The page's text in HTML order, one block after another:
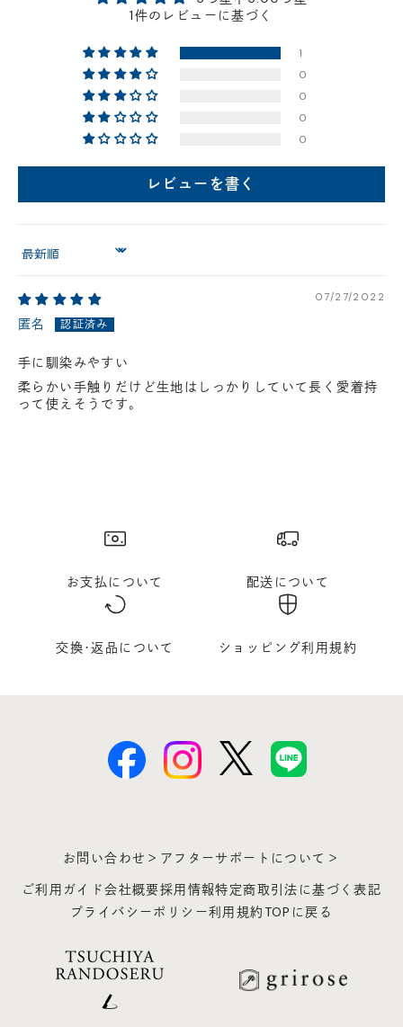
- 在庫 -△
- 在庫 -△
- 在庫 -△
福岡店- 在庫 -△
新製品については販売開始日より取扱いとなります。
※在庫ありの表示の際にも売り切れや他のお客様の取り置きの場合がご
ざいます。
※新製品については、在庫表示が発売開始日までに変動する場合がござ
います。
最新の在庫状況については、ご利用店舗に直接お問い
1件のレビューに基づく
1
0
0
0
0
レビューを書く
Sort by
07/27/2022
匿名
手に馴染みやすい
柔らかい手触りだけど生地はしっかりしていて長く愛着持
って使えそうです。
お支払について 配送について
交換･返品について ショッピング利用規約
お問い合わせ＞ アフターサポートについて＞
ご利用ガイド会社概要採用情報特定商取引法に基づく表記
プライバシーポリシー利用規約 TOPに戻る